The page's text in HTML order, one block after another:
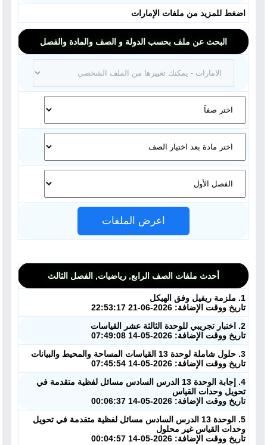
اضغط للمزيد من ملفات الإمارات
البحث عن ملف بحسب الدولة و الصف والمادة والفصل
اعرض الملفات
أحدث ملفات الصف الرابع, رياضيات, الفصل الثالث
1. ملزمة ريفيل وفق الهيكل
تاريخ ووقت الإضافة: 2026-06-21 22:53:17
2. اختبار تجريبي للوحدة الثالثة عشر القياسات
تاريخ ووقت الإضافة: 2026-05-14 07:49:08
3. حلول شاملة لوحدة 13 القياسات المساحة والمحيط والبيانات
تاريخ ووقت الإضافة: 2026-05-14 07:45:54
4. إجابة الوحدة 13 الدرس السادس مسائل لفظية متقدمة في
تحويل وحدات القياس
تاريخ ووقت الإضافة: 2026-05-14 00:06:37
5. الوحدة 13 الدرس السادس مسائل لفظية متقدمة في تحويل
وحدات القياس غير محلول
تاريخ ووقت الإضافة: 2026-05-14 00:04:57